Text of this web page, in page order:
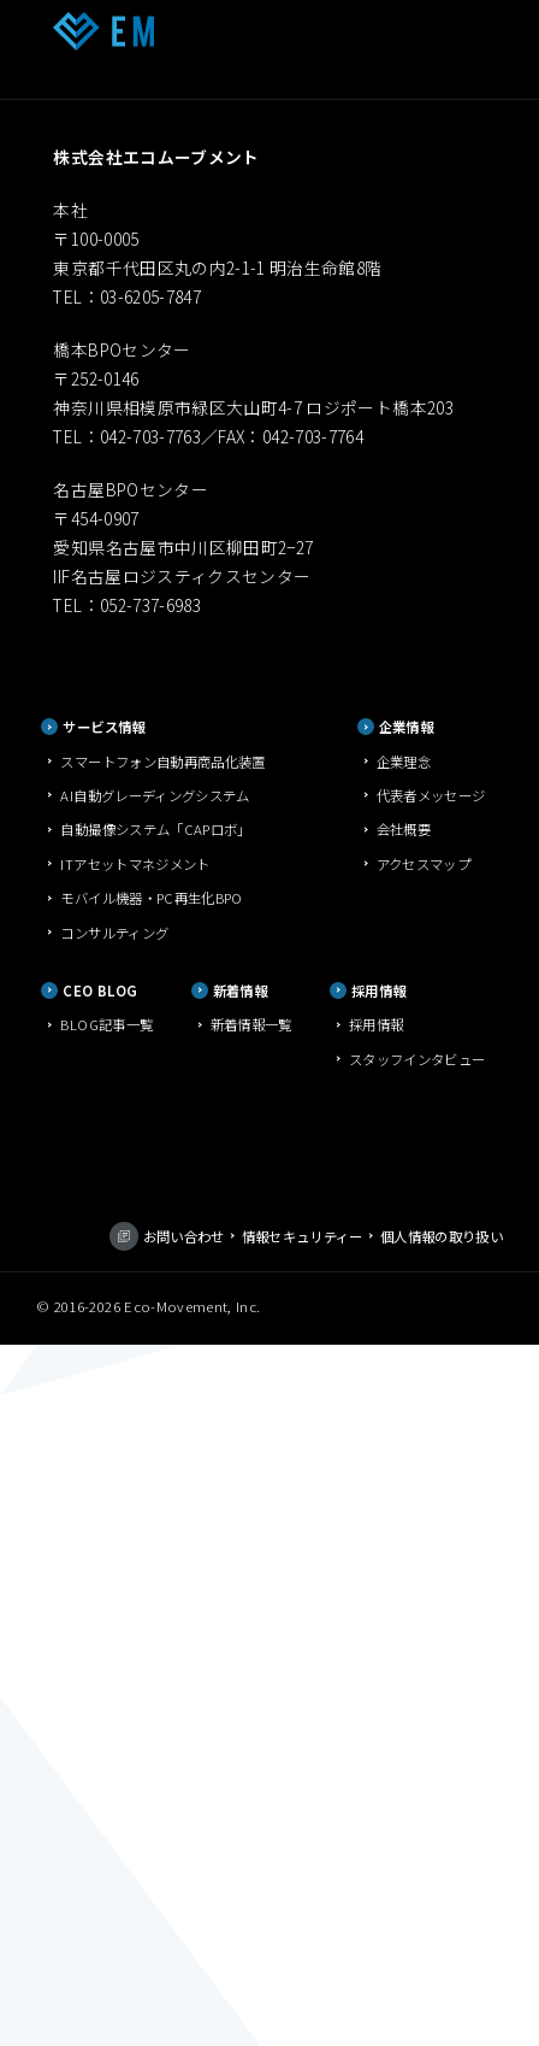
株式会社エコムーブメント
本社
〒100-0005
東京都千代田区丸の内2-1-1 明治生命館8階
TEL：03-6205-7847
橋本BPOセンター
〒252-0146
神奈川県相模原市緑区大山町4-7 ロジポート橋本203
TEL：042-703-7763／FAX：042-703-7764
名古屋BPOセンター
〒454-0907
愛知県名古屋市中川区柳田町2−27
IIF名古屋ロジスティクスセンター
TEL：052-737-6983
サービス情報
スマートフォン自動再商品化装置
AI自動グレーディングシステム
自動撮像システム「CAPロボ」
ITアセットマネジメント
モバイル機器・PC再生化BPO
コンサルティング
企業情報
企業理念
代表者メッセージ
会社概要
アクセスマップ
CEO BLOG
BLOG記事一覧
新着情報
新着情報一覧
採用情報
採用情報
スタッフインタビュー
お問い合わせ 情報セキュリティー 個人情報の取り扱い
© 2016-2026 Eco-Movement, Inc.